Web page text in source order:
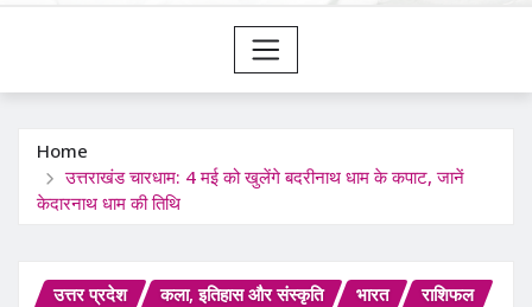
Home
उत्तराखंड चारधाम: 4 मई को खुलेंगे बदरीनाथ धाम के कपाट, जानें
केदारनाथ धाम की तिथि
उत्तर प्रदेश कला, इतिहास और संस्कृति भारत राशिफल